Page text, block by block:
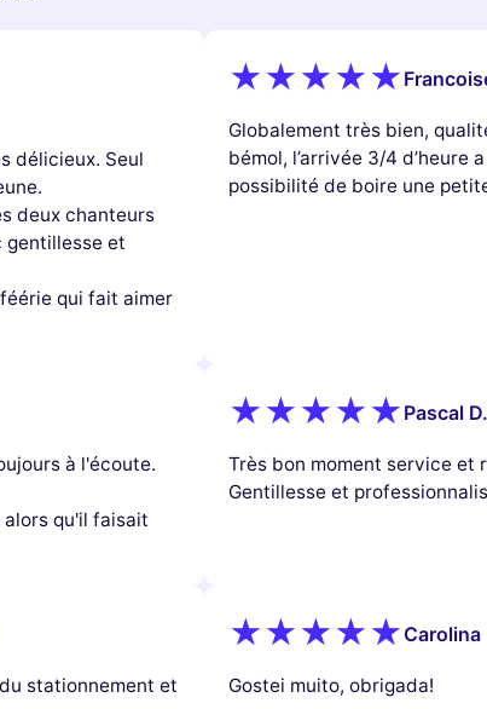
délicieux. Seul
deux chanteurs
gentillesse et
qui fait aimer
Globalement très bien,
bémol, l’arrivée 3/4 d’heure
possibilité de boire une
à l'écoute.
qu'il faisait
Pascal D.
Très bon moment service et
Gentillesse et
stationnement et
Carolina
Gostei muito, obrigada!